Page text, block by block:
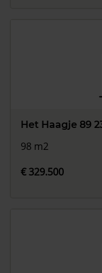
Het Haagje 89
98 m2
€ 329.500